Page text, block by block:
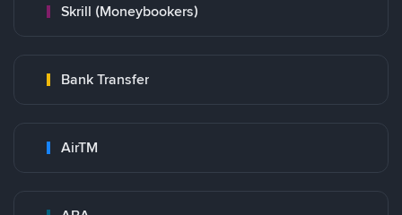
Skrill (Moneybookers)
Bank Transfer
AirTM